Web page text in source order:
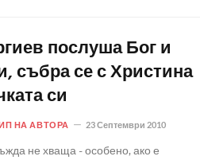
послуша Бог и
събра се с Христина
си
НА АВТОРА 23 Септември 2010
не хваща - особено, ако е